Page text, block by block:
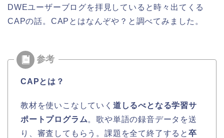
DWEユーザーブログを拝見していると時々出てくる
CAPの話。CAPとはなんぞや？と調べてみました。
CAPとは？
教材を使いこなしていく 道しるべとなる学習サ
ポートプログラム。歌や単語の録音データを送
り、審査してもらう。課題を全て終了すると 卒